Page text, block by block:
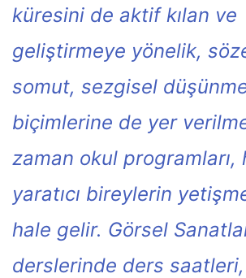
küresini de aktif kılan ve
geliştirmeye yönelik,
somut, sezgisel
biçimlerine de yer
zaman okul programları,
yaratıcı bireylerin
hale gelir. Görsel
derslerinde ders